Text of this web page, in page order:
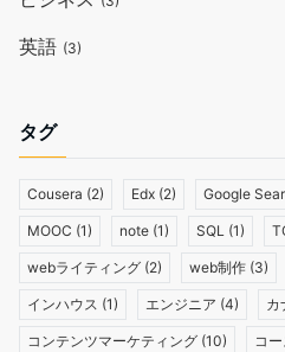
英語 (3)
タグ
Cousera (2) Edx (2) Google
MOOC (1) note (1) SQL (1)
webライティング (2) web制作 (3)
インハウス (1) エンジニア (4) カ
コンテンツマーケティング (10) コー